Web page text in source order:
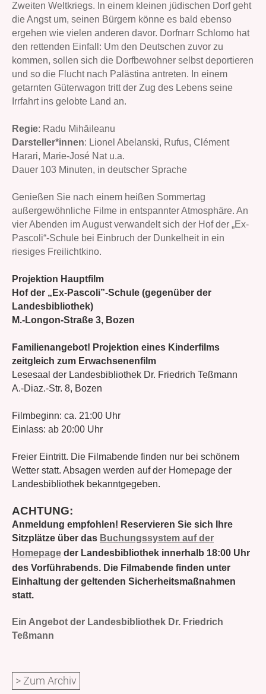
Zweiten Weltkriegs. In einem kleinen jüdischen Dorf geht
die Angst um, seinen Bürgern könne es bald ebenso
ergehen wie vielen anderen davor. Dorfnarr Schlomo hat
den rettenden Einfall: Um den Deutschen zuvor zu
kommen, sollen sich die Dorfbewohner selbst deportieren
und so die Flucht nach Palästina antreten. In einem
getarnten Güterwagon tritt der Zug des Lebens seine
Irrfahrt ins gelobte Land an.
Regie: Radu Mihăileanu
Darsteller*innen: Lionel Abelanski, Rufus, Clément
Harari, Marie-José Nat u.a.
Dauer 103 Minuten, in deutscher Sprache
Genießen Sie nach einem heißen Sommertag
außergewöhnliche Filme in entspannter Atmosphäre. An
vier Abenden im August verwandelt sich der Hof der „Ex-
Pascoli“-Schule bei Einbruch der Dunkelheit in ein
riesiges Freilichtkino.
Projektion Hauptfilm
Hof der „Ex-Pascoli”-Schule (gegenüber der
Landesbibliothek)
M.-Longon-Straße 3, Bozen
Familienangebot! Projektion eines Kinderfilms
zeitgleich zum Erwachsenenfilm
Lesesaal der Landesbibliothek Dr. Friedrich Teßmann
A.-Diaz.-Str. 8, Bozen
Filmbeginn: ca. 21:00 Uhr
Einlass: ab 20:00 Uhr
Freier Eintritt. Die Filmabende finden nur bei schönem
Wetter statt. Absagen werden auf der Homepage der
Landesbibliothek bekanntgegeben.
ACHTUNG:
Anmeldung empfohlen! Reservieren Sie sich Ihre
Sitzplätze über das Buchungssystem auf der
Homepage der Landesbibliothek innerhalb 18:00 Uhr
des Vorführabends. Die Filmabende finden unter
Einhaltung der geltenden Sicherheitsmaßnahmen
statt.
Ein Angebot der Landesbibliothek Dr. Friedrich
Teßmann
> Zum Archiv